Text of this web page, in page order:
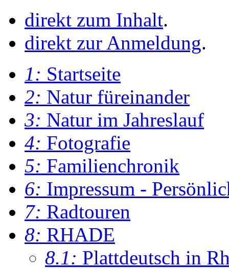
direkt zum Inhalt.
direkt zur Anmeldung.
1: Startseite
2: Natur füreinander
3: Natur im Jahreslauf
4: Fotografie
5: Familienchronik
6: Impressum -
7: Radtouren
8: RHADE
8.1: Plattdeutsch in